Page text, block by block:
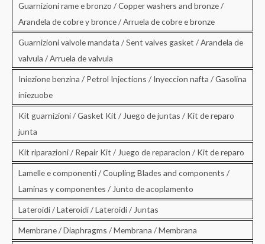
Guarnizioni rame e bronzo / Copper washers and bronze /
Arandela de cobre y bronce / Arruela de cobre e bronze
Guarnizioni valvole mandata / Sent valves gasket / Arandela de
valvula / Arruela de valvula
Iniezione benzina / Petrol Injections / Inyeccion nafta / Gasolina
iniezuobe
Kit guarnizioni / Gasket Kit / Juego de juntas / Kit de reparo
junta
Kit riparazioni / Repair Kit / Juego de reparacion / Kit de reparo
Lamelle e componenti / Coupling Blades and components /
Laminas y componentes / Junto de acoplamento
Lateroidi / Lateroidi / Lateroidi / Juntas
Membrane / Diaphragms / Membrana / Membrana